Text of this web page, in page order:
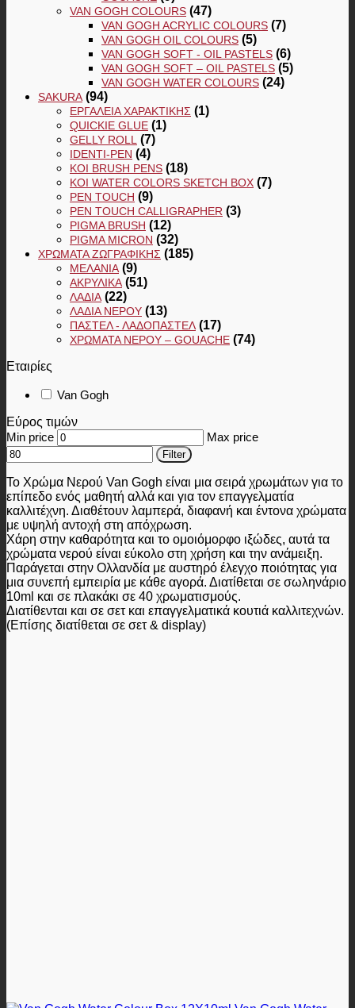
VAN GOGH COLOURS (47)
VAN GOGH ACRYLIC COLOURS (7)
VAN GOGH OIL COLOURS (5)
VAN GOGH SOFT - OIL PASTELS (6)
VAN GOGH SOFT – OIL PASTELS (5)
VAN GOGH WATER COLOURS (24)
SAKURA (94)
ΕΡΓΑΛΕΊΑ ΧΑΡΑΚΤΙΚΉΣ (1)
QUICKIE GLUE (1)
GELLY ROLL (7)
IDENTI-PEN (4)
KOI BRUSH PENS (18)
KOI WATER COLORS SKETCH BOX (7)
PEN TOUCH (9)
PEN TOUCH CALLIGRAPHER (3)
PIGMA BRUSH (12)
PIGMA MICRON (32)
ΧΡΏΜΑΤΑ ΖΩΓΡΑΦΙΚΉΣ (185)
ΜΕΛΆΝΙΑ (9)
ΑΚΡΥΛΙΚΆ (51)
ΛΆΔΙΑ (22)
ΛΆΔΙΑ ΝΕΡΟΎ (13)
ΠΑΣΤΕΛ - ΛΑΔΟΠΑΣΤΕΛ (17)
ΧΡΏΜΑΤΑ ΝΕΡΟΎ – GOUACHE (74)
Εταιρίες
Van Gogh
Εύρος τιμών
Min price
Max price
Filter
Το Χρώμα Νερού Van Gogh είναι μια σειρά χρωμάτων για το
επίπεδο ενός μαθητή αλλά και για τον επαγγελματία
καλλιτέχνη. Διαθέτουν λαμπερά, διαφανή και έντονα χρώματα
με υψηλή αντοχή στη απόχρωση.
Χάρη στην καθαρότητα και το ομοιόμορφο ιξώδες, αυτά τα
χρώματα νερού είναι εύκολο στη χρήση και την ανάμειξη.
Παράγεται στην Ολλανδία με αυστηρό έλεγχο ποιότητας για
μια συνεπή εμπειρία με κάθε αγορά. Διατίθεται σε σωληνάριο
10ml και σε πλακάκι σε 40 χρωματισμούς.
Διατίθενται και σε σετ και επαγγελματικά κουτιά καλλιτεχνών.
(Επίσης διατίθεται σε σετ & display)